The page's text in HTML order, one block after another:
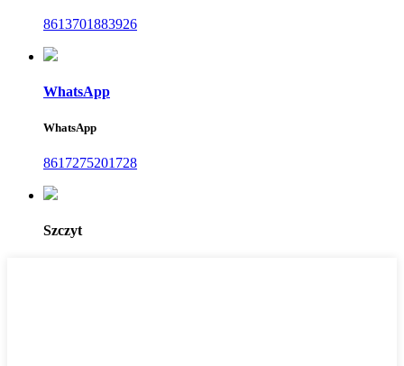
8613701883926
WhatsApp
WhatsApp
8617275201728
Szczyt